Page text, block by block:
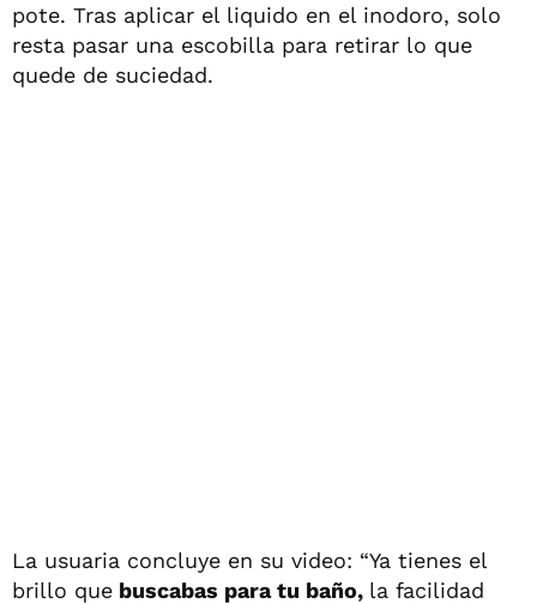
pote. Tras aplicar el liquido en el inodoro, solo
resta pasar una escobilla para retirar lo que
quede de suciedad.
La usuaria concluye en su video: “Ya tienes el
brillo que buscabas para tu baño, la facilidad